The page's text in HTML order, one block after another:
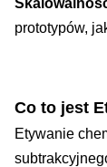
prototypów,
Co to jest
Etywanie